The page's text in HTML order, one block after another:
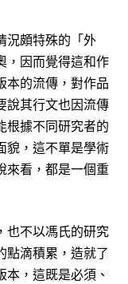
況頗特殊的「外
，因而覺得這和作
本的流傳，對作品
說其行文也因流傳
根據不同研究者的
貌，這不單是學術
來看，都是一個重
也不以馮氏的研究
點滴積累，造就了
本 ，這既是必須、